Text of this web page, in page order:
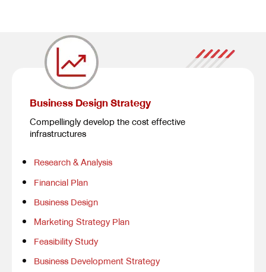
Business Design Strategy
Compellingly develop the cost effective
infrastructures
Research & Analysis
Financial Plan
Business Design
Marketing Strategy Plan
Feasibility Study
Business Development Strategy